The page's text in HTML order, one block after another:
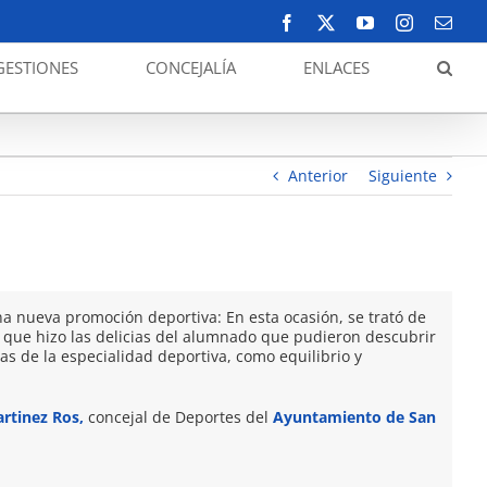
Facebook YouTubeInstagram
CONCEJALÍA ENLACES
Anterior Siguiente
nueva promoción deportiva: En esta ocasión, se trató de
hizo las delicias del alumnado que pudieron descubrir
de la especialidad deportiva, como equilibrio y
Ros, concejal de Deportes del Ayuntamiento de San